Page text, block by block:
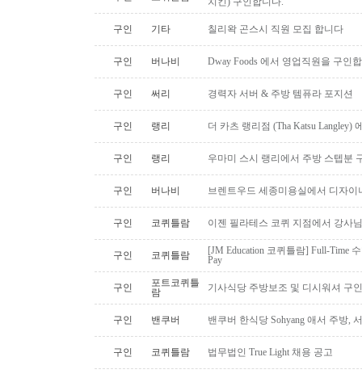
구인 기타 칠리왁 곤스시 직원 모집 합니다
구인 버나비 Dway Foods 에서 영업직원을 구인
구인 써리 경력자 서버 & 주방 템퓨라 포지션
구인 랭리 더 카츠 랭리점 (Tha Katsu Langley)
구인 랭리 우마미 스시 랭리에서 주방 스텝분
구인 버나비 브렌트우드 세종미용실에서 디자이
구인 코퀴틀람 이젠 필라테스 코퀴 지점에서 강사
구인 코퀴틀람
[JM Education 코퀴틀람] Full-Time
Pay
구인
포트코퀴틀
람
기사식당 주방보조 및 디시워셔 구
구인 밴쿠버 밴쿠버 한식당 Sohyang 애서 주방,
구인 코퀴틀람 법무법인 True Light 채용 공고